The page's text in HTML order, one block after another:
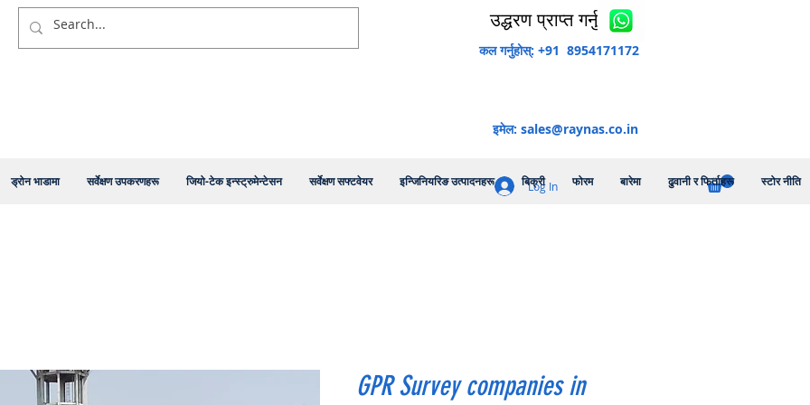
ड्रोन भाडामा सर्वेक्षण उपकरणहरू जियो-टेक इन्स्ट्रुमेन्टेसन सर्वेक्षण सफ्टवेयर इन्जिनियरिङ उत्पादनहरू बिक्री फोरम बारेमा ढुवानी र फिर्ताहरू स्टोर नीति
उद्धरण प्राप्त गर्नुहोस्
कल गर्नुहोस्: +91 8954171172
इमेल: sales@raynas.co.in
Log In
GPR Survey companies in